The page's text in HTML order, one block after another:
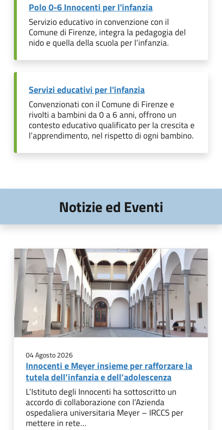
Polo 0-6 Innocenti per l'infanzia
Servizio educativo in convenzione con il
Comune di Firenze, integra la pedagogia del
nido e quella della scuola per l’infanzia.
Servizi educativi per l'infanzia
Convenzionati con il Comune di Firenze e
rivolti a bambini da 0 a 6 anni, offrono un
contesto educativo qualificato per la crescita e
l’apprendimento, nel rispetto di ogni bambino.
Notizie ed Eventi
04 Agosto 2026
Innocenti e Meyer insieme per rafforzare la
tutela dell’infanzia e dell’adolescenza
L’Istituto degli Innocenti ha sottoscritto un
accordo di collaborazione con l’Azienda
ospedaliera universitaria Meyer – IRCCS per
mettere in rete…